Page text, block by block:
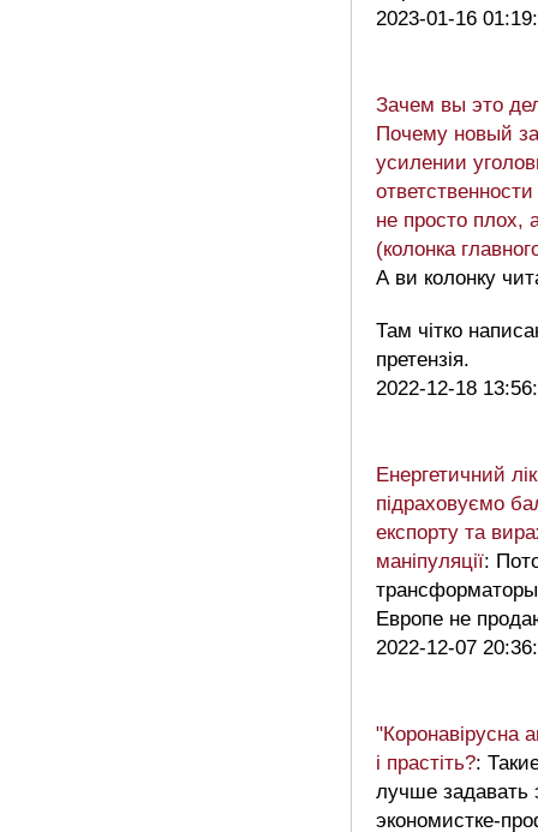
2023-01-16
Зачем вы это
Почему новый
усилении
не просто плох,
(колонка
А ви колонку
Там чітко
претензія.
2022-12-18
Енергетичний
підраховуємо
експорту та
маніпуляції:
Европе не
2022-12-07
"Коронавірусна
і прастіть?:
лучше задавать
экономистке-